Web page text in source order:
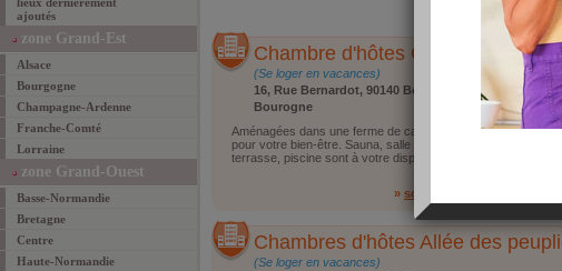
ajoutés
zone Grand-Est
Alsace
Bourgogne
Champagne-Ardenne
Franche-Comté
Lorraine
zone Grand-Ouest
Basse-Normandie
Bretagne
Centre
Haute-Normandie
Chambre d'hôtes Côté Grange
(Se loger en vacances)
16, Rue Bernardot, 90140 Bourogne
Bourogne
Aménagées dans une ferme de caractère, les chambres
pour votre bien-être. Sauna, salle de bain privative, salon
terrasse, piscine sont à votre disposition pour passer un
» soyez le premier à ajouter
Chambres d'hôtes Allée des
(Se loger en vacances)